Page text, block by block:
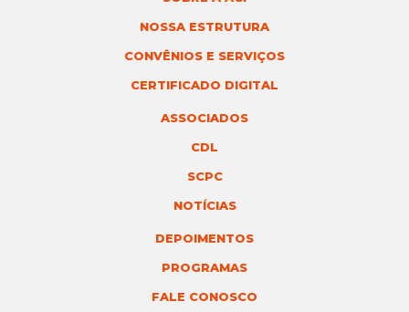
NOSSA ESTRUTURA
CONVÊNIOS E SERVIÇOS
CERTIFICADO DIGITAL
ASSOCIADOS
CDL
SCPC
NOTÍCIAS
DEPOIMENTOS
PROGRAMAS
FALE CONOSCO